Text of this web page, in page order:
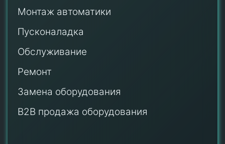
Монтаж автоматики
Пусконаладка
Обслуживание
Ремонт
Замена оборудования
B2B продажа оборудования